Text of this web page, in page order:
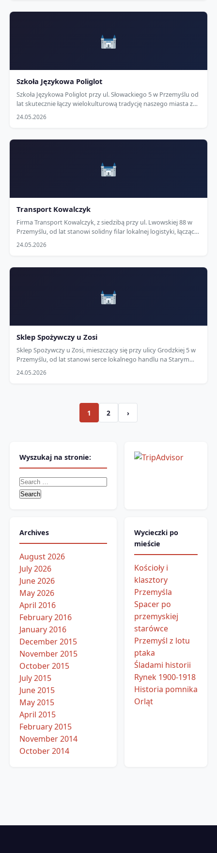
Szkoła Językowa Poliglot
Szkoła Językowa Poliglot przy ul. Słowackiego 5 w Przemyślu od
lat skutecznie łączy wielokulturową tradycję naszego miasta z
nowoczesnym nauczaniem języków obcych. Oferujemy
profesjonalne kursy angielskiego, niemieckiego, ukraińskiego i
24.05.2026
Transport Kowalczyk
Firma Transport Kowalczyk, z siedzibą przy ul. Lwowskiej 88 w
Przemyślu, od lat stanowi solidny filar lokalnej logistyki, łącząc
doświadczenie z nowoczesnym taborem. Specjalizujemy się w
krajowym i międzynarodowym transporcie…
24.05.2026
Sklep Spożywczy u Zosi
Sklep Spożywczy u Zosi, mieszczący się przy ulicy Grodzkiej 5 w
Przemyślu, od lat stanowi serce lokalnego handlu na Starym
Mieście, łącząc tradycję z codzienną wygodą mieszkańców.
Oferujemy starannie wyselekcjonowane…
24.05.2026
1 2 ›
Wyszukaj na stronie:
Search
for:
Archives
August 2026
July 2026
June 2026
May 2026
April 2016
February 2016
January 2016
December 2015
November 2015
October 2015
July 2015
June 2015
May 2015
April 2015
February 2015
November 2014
October 2014
Wycieczki po
mieście
Kościoły i
klasztory
Przemyśla
Spacer po
przemyskiej
starówce
Przemyśl z lotu
ptaka
Śladami historii
Rynek 1900-1918
Historia pomnika
Orląt